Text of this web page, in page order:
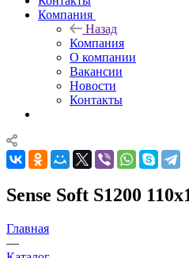
Компания
Назад
Компания
О компании
Вакансии
Новости
Контакты
Sense Soft S1200
Главная
—